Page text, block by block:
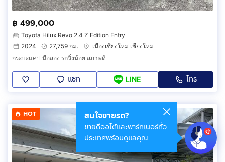
฿ 499,000
Toyota Hilux Revo 2.4 Z Edition Entry
2024
27,759 กม.
เมืองเชียงใหม่ เชียงใหม่
กระบะแคป มือสอง รถวิ่งน้อย สภาพดี
แชท LINE โทร
HOT สนใจขายรถ?
ขายดีออโต้และพาร์ทเนอร์ทั่ว
ประเทศพร้อมดูแลคุณ